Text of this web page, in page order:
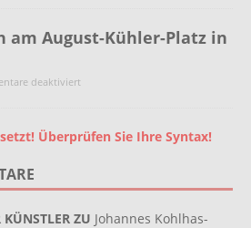
am August-Kühler-Platz in
deaktiviert
Überprüfen Sie Ihre Syntax!
KÜNSTLER ZU Johannes Kohlhas-